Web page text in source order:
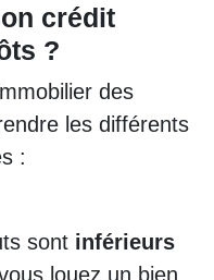
crédit
?
des
les différents
:
sont inférieurs
louez un bien